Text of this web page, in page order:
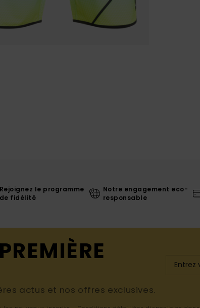
Rejoignez le programme
de fidélité
Notre engagement eco-
responsable
actus et nos offres exclusives.